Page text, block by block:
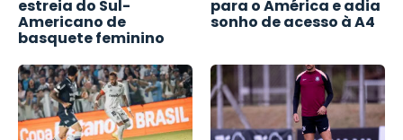
estreia do Sul-
Americano de
basquete feminino
para o América e adia
sonho de acesso à A4